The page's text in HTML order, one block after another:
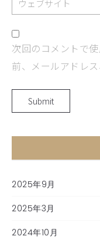
次回のコメントで
前、メールアドレ
2025年9月
2025年3月
2024年10月